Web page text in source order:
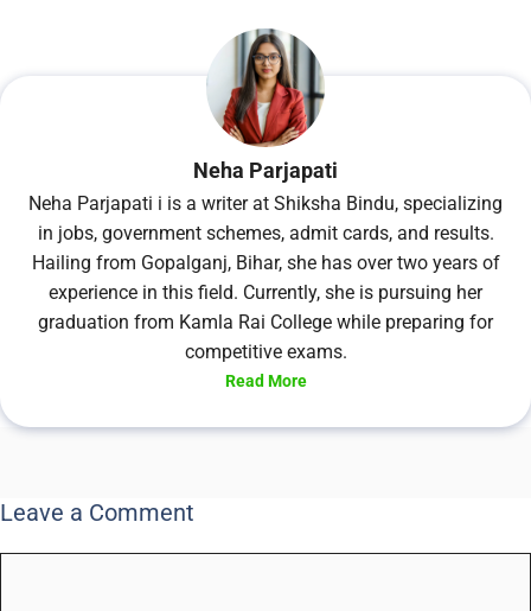
Neha Parjapati
Neha Parjapati i is a writer at Shiksha Bindu, specializing
in jobs, government schemes, admit cards, and results.
Hailing from Gopalganj, Bihar, she has over two years of
experience in this field. Currently, she is pursuing her
graduation from Kamla Rai College while preparing for
competitive exams.
Read More
Leave a Comment